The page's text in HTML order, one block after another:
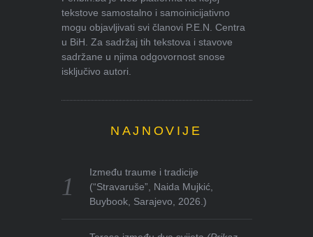
tekstove samostalno i samoinicijativno
mogu objavljivati svi članovi P.E.N. Centra
u BiH. Za sadržaj tih tekstova i stavove
sadržane u njima odgovornost snose
isključivo autori.
NAJNOVIJE
Između traume i tradicije
(“Stravaruše”, Naida Mujkić,
Buybook, Sarajevo, 2026.)